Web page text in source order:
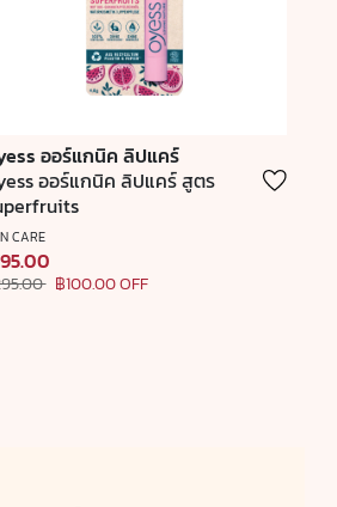
ออร์แกนิค ลิปแคร์
ออร์แกนิค ลิปแคร์ สูตร
CARE
฿100.00 OFF